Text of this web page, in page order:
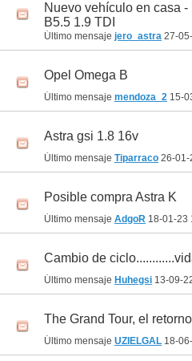
Nuevo vehículo en casa -
B5.5 1.9 TDI
Último mensaje jero_astra 27-
Opel Omega B
Último mensaje mendoza_2 15-
Astra gsi 1.8 16v
Último mensaje Tiparraco 26-01-
Posible compra Astra K
Último mensaje AdgoR 18-01-23
Cambio de
Último mensaje Huhegsi 13-09-
The Grand Tour, el
Último mensaje UZIELGAL 18-